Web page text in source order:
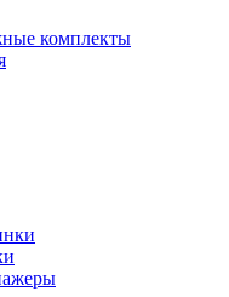
комплекты